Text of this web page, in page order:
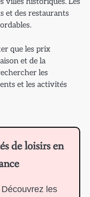
et des restaurants
que les prix
et de la
les
et les activités
de loisirs en
Découvrez les